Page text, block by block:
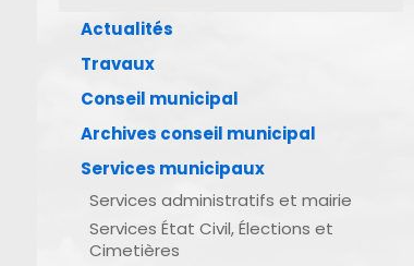
Actualités
Travaux
Conseil municipal
Archives conseil municipal
Services municipaux
Services administratifs et mairie
Services État Civil, Élections et
Cimetières